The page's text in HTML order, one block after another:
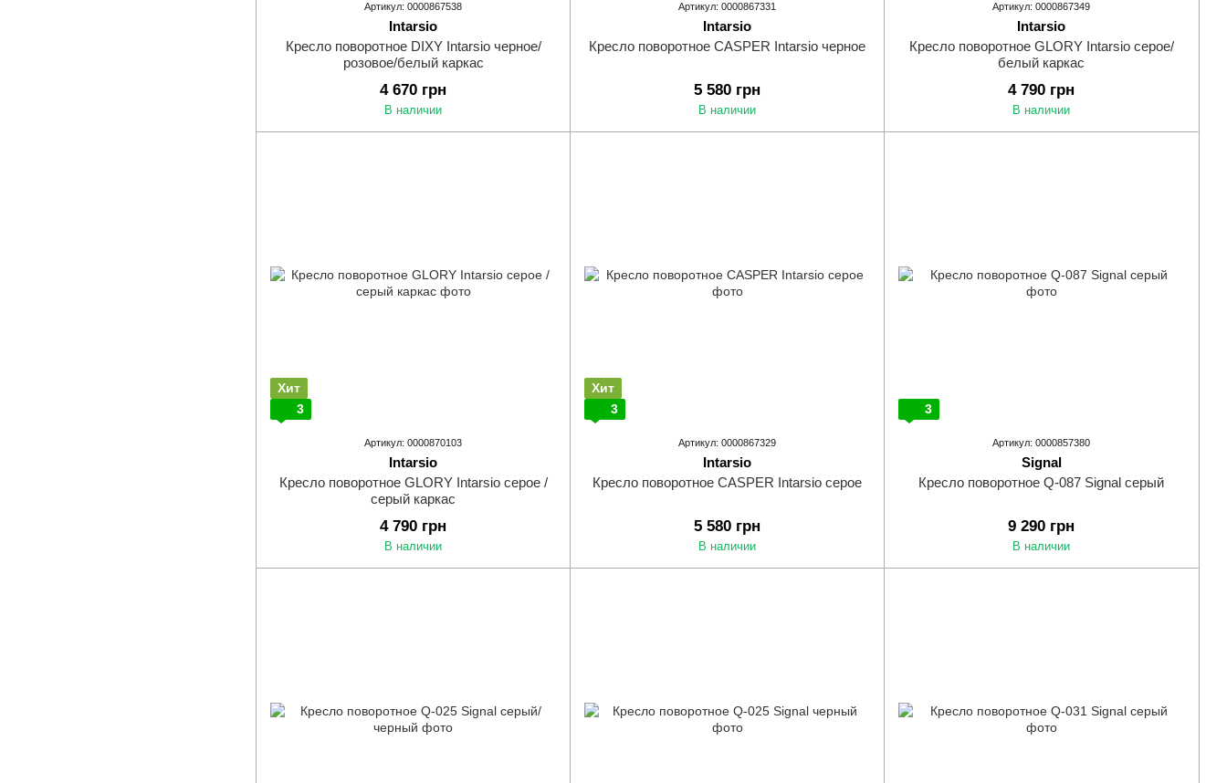
Артикул: 0000867538
Intarsio
Кресло поворотное DIXY Intarsio черное/
розовое/белый каркас
4 670 грн
В наличии
Артикул: 0000867331
Intarsio
Кресло поворотное CASPER Intarsio черное
5 580 грн
В наличии
Артикул: 0000867349
Intarsio
Кресло поворотное GLORY Intarsio серое/
белый каркас
4 790 грн
В наличии
Хит
3
Артикул: 0000870103
Intarsio
Кресло поворотное GLORY Intarsio серое /
серый каркас
4 790 грн
В наличии
Хит
3
Артикул: 0000867329
Intarsio
Кресло поворотное CASPER Intarsio серое
5 580 грн
В наличии
3
Артикул: 0000857380
Signal
Кресло поворотное Q-087 Signal серый
9 290 грн
В наличии